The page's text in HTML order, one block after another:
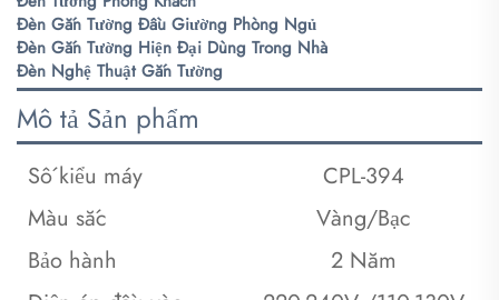
Đèn Gắn Tường Đầu Giường Phòng Ngủ
Đèn Gắn Tường Hiện Đại Dùng Trong Nhà
Đèn Nghệ Thuật Gắn Tường
Mô tả Sản phẩm
Số kiểu máy
CPL-394
Màu sắc
Vàng/Bạc
Bảo hành
2 Năm